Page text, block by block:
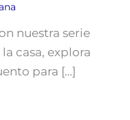
nuestra serie
casa, explora
para […]